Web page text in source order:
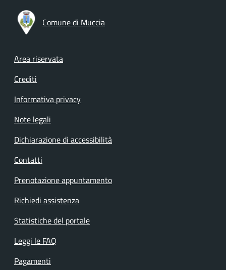
Comune di Muccia
Footer menu
Area riservata
Crediti
Informativa privacy
Note legali
Dichiarazione di accessibilità
Contatti
Prenotazione appuntamento
Richiedi assistenza
Statistiche del portale
Leggi le FAQ
Pagamenti